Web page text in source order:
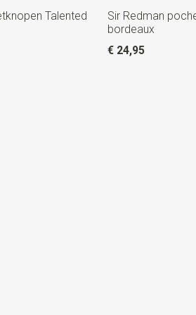
Talented
Sir Redman
bordeaux
€ 24,95